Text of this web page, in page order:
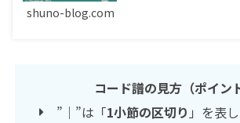
行(弾き方)を覚えやすい方法を
shuno-blog.com
コード譜の見方（ポイン
”｜”は「1小節の区切り 」を表